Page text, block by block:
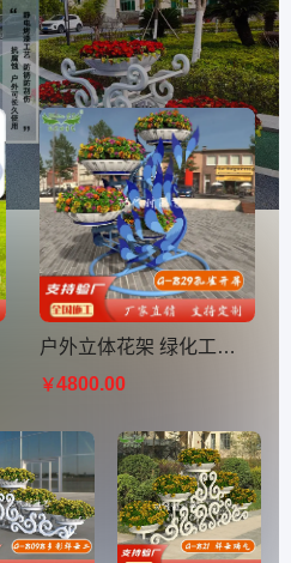
户外立体花架 绿化工程种植架 道路护栏花箱 孔雀开屏造型花器
￥4800.00